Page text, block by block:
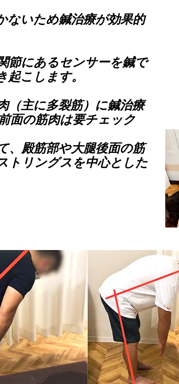
ないため鍼治療が効果的
節にあるセンサーを鍼で
こします。
（主に多裂筋）に鍼治療
面の筋肉は要チェック
、殿筋部や大腿後面の筋
トリングスを中心とした